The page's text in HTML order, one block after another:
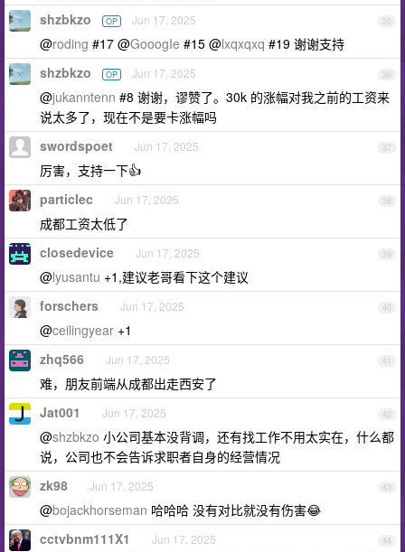
35
shzbkzo OP Jun 17, 2025
@roding #17 @GooogIe #15 @lxqxqxq #19 谢谢支持
36
shzbkzo OP Jun 17, 2025
@jukanntenn #8 谢谢，谬赞了。30k 的涨幅对我之前的工资来
说太多了，现在不是要卡涨幅吗
37
swordspoet Jun 17, 2025
厉害，支持一下👍
38
particlec Jun 17, 2025
成都工资太低了
39
closedevice Jun 17, 2025
@lyusantu +1,建议老哥看下这个建议
40
forschers Jun 17, 2025
@ceilingyear +1
41
zhq566 Jun 17, 2025
难，朋友前端从成都出走西安了
42
Jat001 Jun 17, 2025
@shzbkzo 小公司基本没背调，还有找工作不用太实在，什么都
说，公司也不会告诉求职者自身的经营情况
43
zk98 Jun 17, 2025
@bojackhorseman 哈哈哈 没有对比就没有伤害😂
44
cctvbnm111X1 Jun 17, 2025